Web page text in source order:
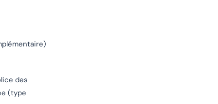
des
(type